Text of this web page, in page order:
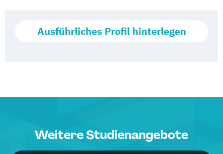
Ausführliches Profil hinterlegen
Weitere Studienangebote